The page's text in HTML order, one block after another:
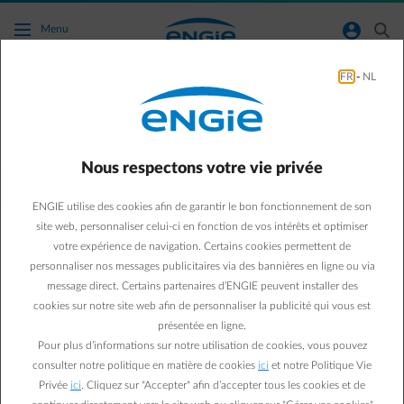
Accéder au contenu principal
Menu normal-account-circle search
Est-ce que je peux demander un décompte
mensuel basé sur ma consommation réelle ?
votre décompte et obtenir ainsi un décompte mensuel pour le gaz
et l'électricité.
Cela signifie que vous ne paierez plus un acompte mensuel, mais
bien une facture sur base de votre consommation réelle du mois.
Attention, vos factures seront fort probablement sensiblement plus
élevées en hiver qu’en été, en raison d’une consommation plus
importante (surtout pour le gaz). Vous ne bénéficierez plus de l’effet
de « lissage » du forfait mensuel.
Ce lien vous permet d'accéder à notre page web spécifique. Vous y
FR - NL
Nous respectons votre vie privée
ENGIE utilise des cookies afin de garantir le bon fonctionnement de son
site web, personnaliser celui-ci en fonction de vos intérêts et optimiser
votre expérience de navigation. Certains cookies permettent de
personnaliser nos messages publicitaires via des bannières en ligne ou via
message direct. Certains partenaires d’ENGIE peuvent installer des
cookies sur notre site web afin de personnaliser la publicité qui vous est
présentée en ligne.
Pour plus d’informations sur notre utilisation de cookies, vous pouvez
consulter notre politique en matière de cookies ici et notre Politique Vie
Privée ici . Cliquez sur "Accepter" afin d’accepter tous les cookies et de